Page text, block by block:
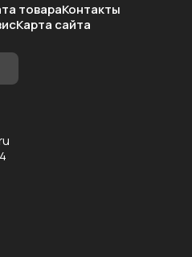
товараКонтакты
Карта сайта